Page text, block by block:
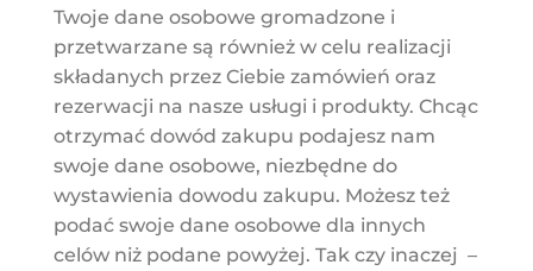
Twoje dane osobowe gromadzone i
przetwarzane są również w celu realizacji
składanych przez Ciebie zamówień oraz
rezerwacji na nasze usługi i produkty. Chcąc
otrzymać dowód zakupu podajesz nam
swoje dane osobowe, niezbędne do
wystawienia dowodu zakupu. Możesz też
podać swoje dane osobowe dla innych
celów niż podane powyżej. Tak czy inaczej –